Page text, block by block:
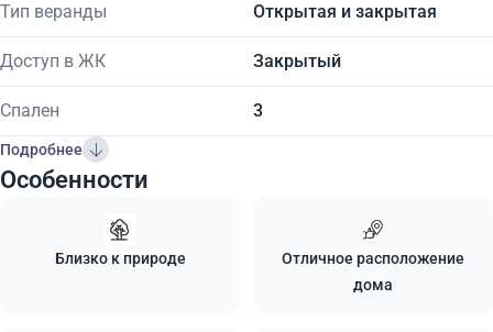
Тип веранды Открытая и закрытая
Доступ в ЖК Закрытый
Спален 3
Подробнее
Особенности
Близко к природе
Отличное расположение
дома